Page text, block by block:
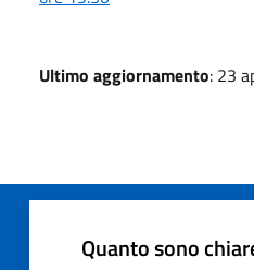
Ultimo aggiornamento: 23
Quanto sono